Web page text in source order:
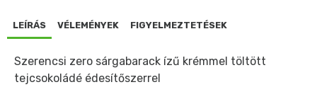
LEÍRÁS VÉLEMÉNYEK FIGYELMEZTETÉSEK
Szerencsi zero sárgabarack ízű krémmel töltött
tejcsokoládé édesítőszerrel